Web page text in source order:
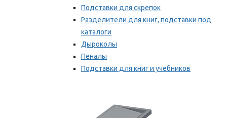
Подставки для скрепок
Разделители для книг, подставки под
каталоги
Дыроколы
Пеналы
Подставки для книг и учебников